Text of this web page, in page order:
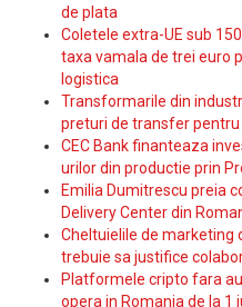
de plata
Coletele extra-UE sub
taxa vamala de trei euro
logistica
Transformarile din
preturi de transfer
CEC Bank finanteaza
urilor din productie prin
Emilia Dumitrescu preia
Delivery Center din
Cheltuielile de marketing
trebuie sa justifice
Platformele cripto fara
opera in Romania de la 1